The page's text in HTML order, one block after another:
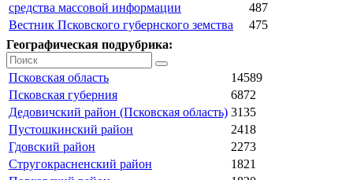
средства массовой информации
487
Вестник Псковского губернского земства
475
Географическая подрубрика:
Псковская область
14589
Псковская губерния
6872
Дедовичский район (Псковская область) 3135
Пустошкинский район
2418
Гдовский район
2273
Стругокрасненский район
1821